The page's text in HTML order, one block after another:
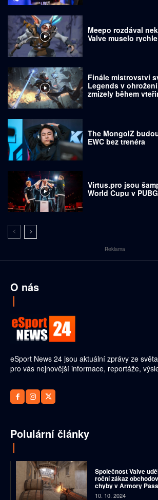
Meepo rozdával
Valve muselo
Finále mistrovství
Legends v
zmizely během
The MongolZ
EWC bez trenéra
Virtus.pro jsou
World Cupu v PUBG
Reklama
O nás
eSport News 24 jsou aktuální zprávy ze
pro vás nejnovější informace, reportáže,
Polulární články
Společnost Valve
roční zákaz
chyby v Armory Pass
10. 10. 2024